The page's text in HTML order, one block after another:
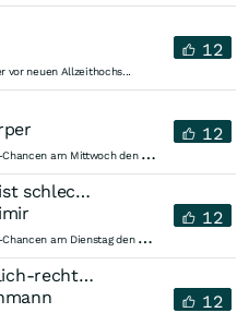
vor neuen Allzeithochs...
12
T
ages-Trading-Chancen am Mittwoch den 15.10.2014
12
Unser Zeitgeist ist schlechtes Benehmen
T
ages-Trading-Chancen am Dienstag den 14.05.2019
12
Wenn im öffentlich-rechtlichen Rundfunk kein Beitrag mehr ohne "Klima"...
12